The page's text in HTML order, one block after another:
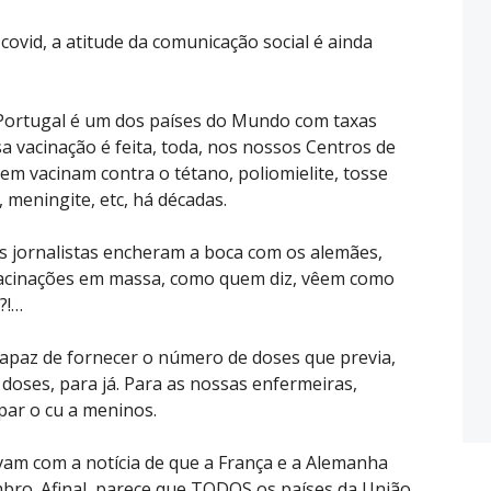
a atitude da comunicação social é ainda
é um dos países do Mundo com taxas
vacinação é feita, toda, nos nossos Centros de
vacinam contra o tétano, poliomielite, tosse
etc, há décadas.
encheram a boca com os alemães,
em massa, como quem diz, vêem como
de fornecer o número de doses que previa,
para já. Para as nossas enfermeiras,
o cu a meninos.
com a notícia de que a França e a Alemanha